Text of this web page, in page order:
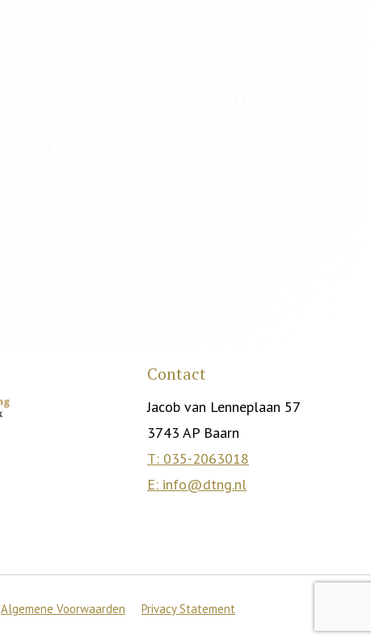
Contact
Jacob van Lenneplaan 57
3743 AP Baarn
T: 035-2063018
E: info@dtng.nl
Algemene Voorwaarden Privacy Statement
Accepteer